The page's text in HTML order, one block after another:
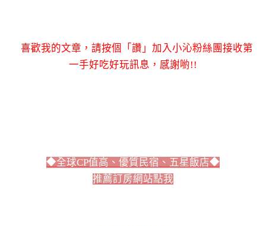
喜歡我的文章，請按個「讚」加入小沁粉絲團接收第
一手好吃好玩訊息，感謝喲!!
◆全球CP值高、優質民宿、五星飯店◆
推薦訂房網站點我